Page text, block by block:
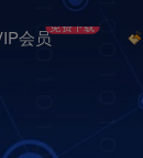
会员免费下载